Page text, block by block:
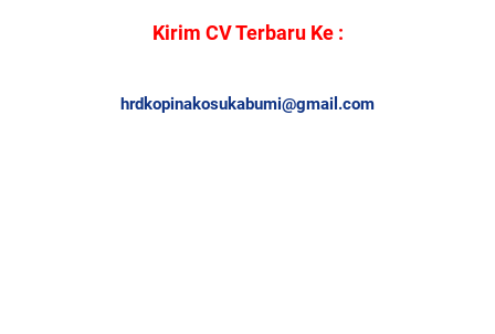
Kirim CV Terbaru Ke :
hrdkopinakosukabumi@gmail.com